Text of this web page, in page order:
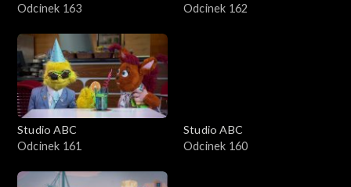
Odcinek 163
Odcinek 162
Studio ABC
Odcinek 161
Studio ABC
Odcinek 160